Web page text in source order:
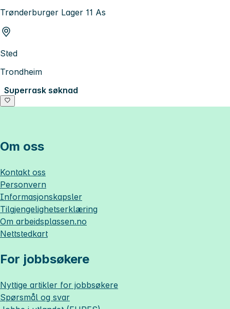
Trønderburger Lager 11 As
Sted
Trondheim
Superrask søknad
Om oss
Kontakt oss
Personvern
Informasjonskapsler
Tilgjengelighetserklæring
Om arbeidsplassen.no
Nettstedkart
For jobbsøkere
Nyttige artikler for jobbsøkere
Spørsmål og svar